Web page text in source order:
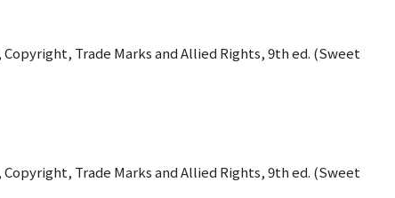
Trade Marks and Allied Rights, 9th ed. (Sweet
Trade Marks and Allied Rights, 9th ed. (Sweet